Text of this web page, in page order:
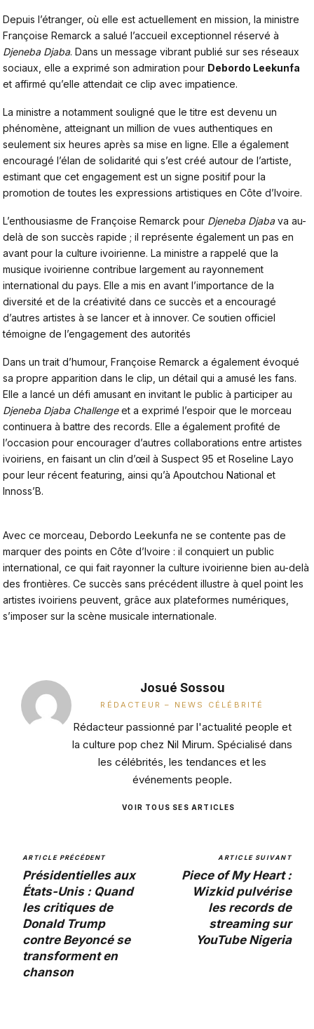
Depuis l’étranger, où elle est actuellement en mission, la ministre
Françoise Remarck a salué l’accueil exceptionnel réservé à
Djeneba Djaba. Dans un message vibrant publié sur ses réseaux
sociaux, elle a exprimé son admiration pour Debordo Leekunfa
et affirmé qu’elle attendait ce clip avec impatience.
La ministre a notamment souligné que le titre est devenu un
phénomène, atteignant un million de vues authentiques en
seulement six heures après sa mise en ligne. Elle a également
encouragé l’élan de solidarité qui s’est créé autour de l’artiste,
estimant que cet engagement est un signe positif pour la
promotion de toutes les expressions artistiques en Côte d’Ivoire.
L’enthousiasme de Françoise Remarck pour Djeneba Djabava au-
delà de son succès rapide ; il représente également un pas en
avant pour la culture ivoirienne. La ministre a rappelé que la
musique ivoirienne contribue largement au rayonnement
international du pays. Elle a mis en avant l’importance de la
diversité et de la créativité dans ce succès et a encouragé
d’autres artistes à se lancer et à innover. Ce soutien officiel
témoigne de l’engagement des autorités
Dans un trait d’humour, Françoise Remarck a également évoqué
sa propre apparition dans le clip, un détail qui a amusé les fans.
Elle a lancé un défi amusant en invitant le public à participer au
Djeneba Djaba Challengeet a exprimé l’espoir que le morceau
continuera à battre des records. Elle a également profité de
l’occasion pour encourager d’autres collaborations entre artistes
ivoiriens, en faisant un clin d’œil à Suspect 95 et Roseline Layo
pour leur récent featuring, ainsi qu’à Apoutchou National et
Innoss’B.
Avec ce morceau, Debordo Leekunfa ne se contente pas de
marquer des points en Côte d’Ivoire : il conquiert un public
international, ce qui fait rayonner la culture ivoirienne bien au-delà
des frontières. Ce succès sans précédent illustre à quel point les
artistes ivoiriens peuvent, grâce aux plateformes numériques,
s’imposer sur la scène musicale internationale.
Josué Sossou
RÉDACTEUR – NEWS CÉLÉBRITÉ
Rédacteur passionné par l'actualité people et
la culture pop chez Nil Mirum. Spécialisé dans
les célébrités, les tendances et les
événements people.
VOIR TOUS SES ARTICLES
ARTICLE PRÉCÉDENT
Présidentielles aux
États-Unis : Quand
les critiques de
Donald Trump
contre Beyoncé se
transforment en
chanson
ARTICLE SUIVANT
Piece of My Heart :
Wizkid pulvérise
les records de
streaming sur
YouTube Nigeria